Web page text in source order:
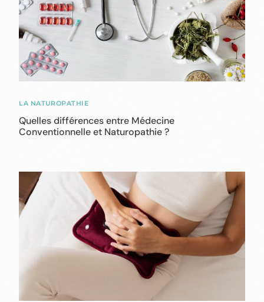
LA NATUROPATHIE
Quelles différences entre Médecine
Conventionnelle et Naturopathie ?